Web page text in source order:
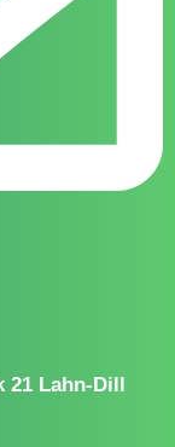
21 Lahn-Dill